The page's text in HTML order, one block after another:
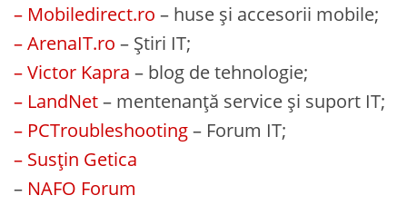
– Mobiledirect.ro – huse și accesorii mobile;
– ArenaIT.ro – Știri IT;
– Victor Kapra – blog de tehnologie;
– LandNet– mentenanță service și suport IT;
– PCTroubleshooting– Forum IT;
– Susțin Getica
– NAFO Forum